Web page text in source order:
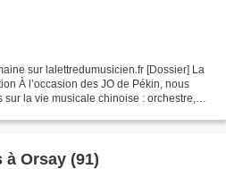
sur lalettredumusicien.fr [Dossier] La
À l’occasion des JO de Pékin, nous
la vie musicale chinoise : orchestre,
Orsay (91)